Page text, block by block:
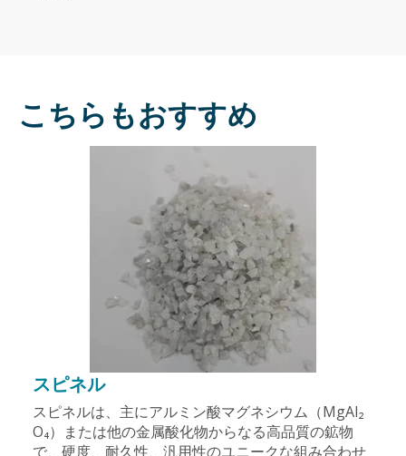
こちらもおすすめ
スピネル
スピネルは、主にアルミン酸マグネシウム（MgAl₂
O₄）または他の金属酸化物からなる高品質の鉱物
で、硬度、耐久性、汎用性のユニークな組み合わせ